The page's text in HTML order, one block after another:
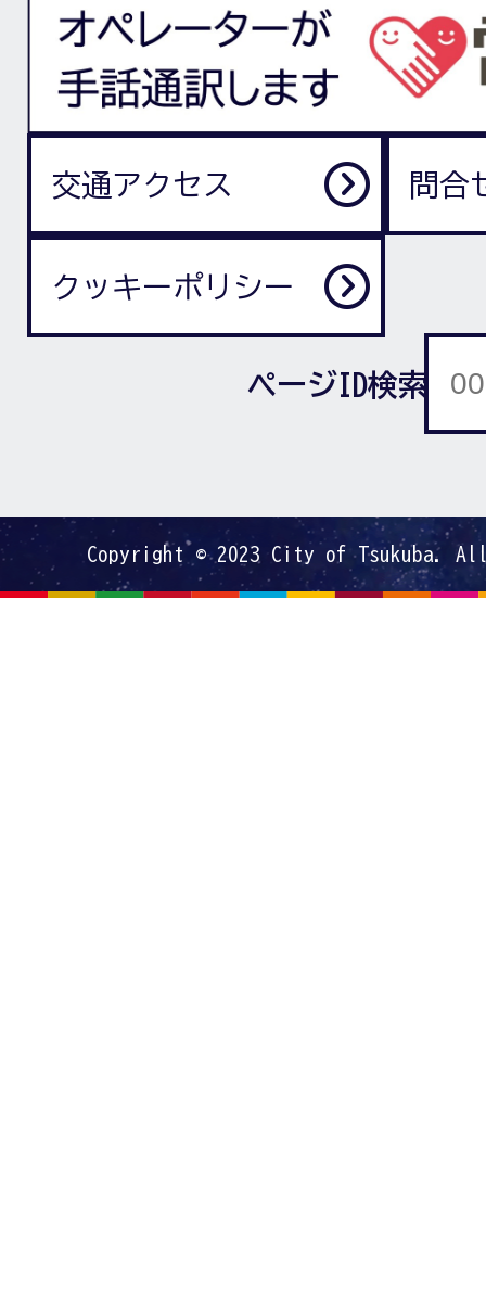
交通アクセス 問合
クッキーポリシー
ページID検索
Copyright © 2023 City of Tsukuba.